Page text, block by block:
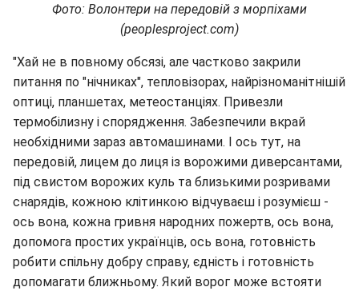
Фото: Волонтери на передовій з морпіхами
(peoplesproject.com)
"Хай не в повному обсязі, але частково закрили
питання по "нічниках", тепловізорах, найрізноманітнішій
оптиці, планшетах, метеостанціях. Привезли
термобілизну і спорядження. Забезпечили вкрай
необхідними зараз автомашинами. І ось тут, на
передовій, лицем до лиця із ворожими диверсантами,
під свистом ворожих куль та близькими розривами
снарядів, кожною клітинкою відчуваєш і розумієш -
ось вона, кожна гривня народних пожертв, ось вона,
допомога простих українців, ось вона, готовність
робити спільну добру справу, єдність і готовність
допомагати ближньому. Який ворог може встояти